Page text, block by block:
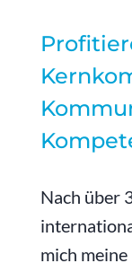
Nach über
mich